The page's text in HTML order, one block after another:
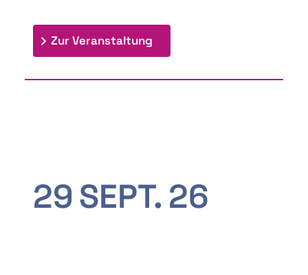
Zur Veranstaltung
29SEPT. 26